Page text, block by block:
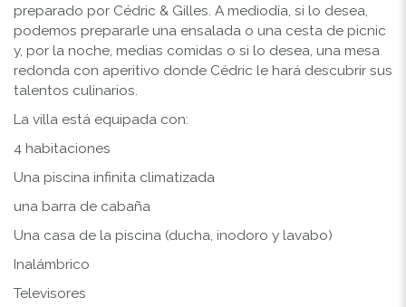
preparado por Cédric & Gilles. A mediodía, si lo desea,
podemos prepararle una ensalada o una cesta de picnic
y, por la noche, medias comidas o si lo desea, una mesa
redonda con aperitivo donde Cédric le hará descubrir sus
talentos culinarios.
La villa está equipada con:
4 habitaciones
Una piscina infinita climatizada
una barra de cabaña
Una casa de la piscina (ducha, inodoro y lavabo)
Inalámbrico
Televisores